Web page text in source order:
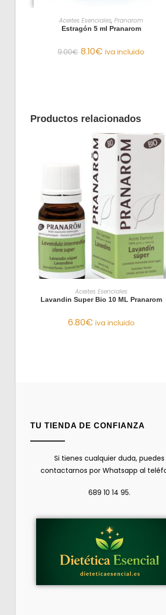
AÑADIR AL CARRITO
Aceites Esenciales, Pranarom
Estragón 5 ml Pranarom
9.00€ 8.10€ iva incluido
Productos relacionados
AÑADIR AL CARRITO
Aceites Esenciales
Lavandin Super Bio 10 ML Pranarom
6.80€ iva incluido
TU TIENDA DE CONFIANZA
Si tienes cualquier duda, puedes
contactarnos por Whatsapp al
689 10 14 95.